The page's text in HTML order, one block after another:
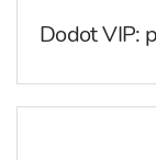
Dodot VIP: